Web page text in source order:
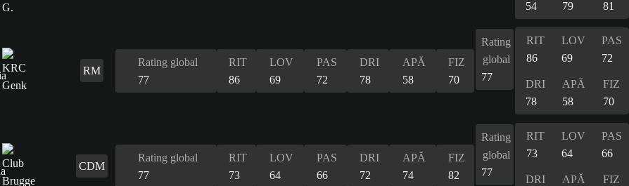
54
79
81
RM
Rating global
77
RIT
86
LOV
69
PAS
72
DRI
78
APĂ
58
FIZ
70
Rating
global
77
RIT
86
LOV
69
PAS
72
DRI
78
APĂ
58
FIZ
70
CDM
Rating global
77
RIT
73
LOV
64
PAS
66
DRI
72
APĂ
74
FIZ
82
Rating
global
77
RIT
73
LOV
64
PAS
66
DRI
APĂ
FIZ